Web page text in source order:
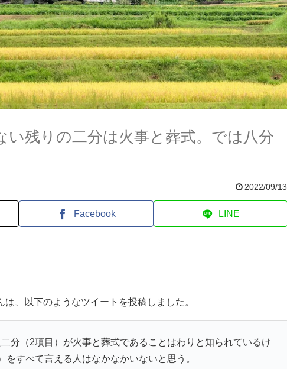
い残りの二分は火事と葬式。では八分
2022/09/13
Facebook LINE
は、以下のようなツイートを投稿しました。
二分（2項目）が火事と葬式であることはわりと知られているけ
をすべて言える人はなかなかいないと思う。